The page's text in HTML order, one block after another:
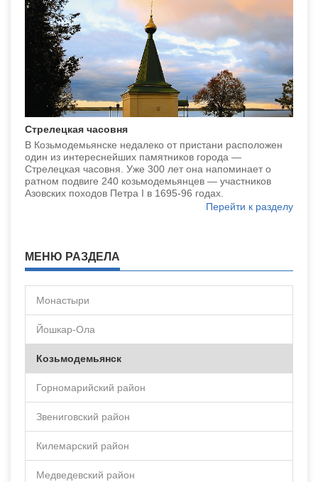
Стрелецкая часовня
В Козьмодемьянске недалеко от пристани расположен
один из интереснейших памятников города —
Стрелецкая часовня. Уже 300 лет она напоминает о
ратном подвиге 240 козьмодемьянцев — участников
Азовских походов Петра I в 1695-96 годах.
Перейти к разделу
МЕНЮ РАЗДЕЛА
Монастыри
Йошкар-Ола
Козьмодемьянск
Горномарийский район
Звениговский район
Килемарский район
Медведевский район